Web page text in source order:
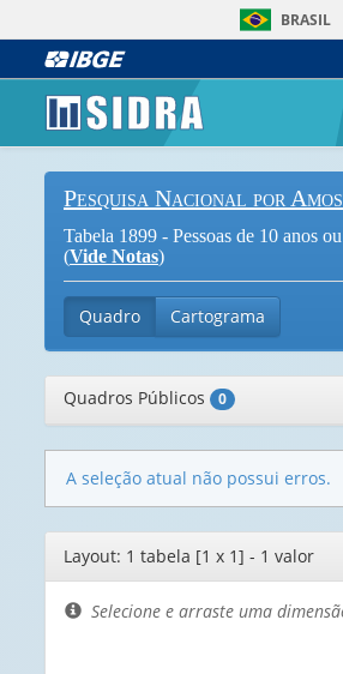
BRASIL
Pesquisa Nacional por
Tabela 1899 - Pessoas de 10 anos
(Vide Notas)
Quadro Cartograma
Quadros Públicos 0
A seleção atual não possui erros.
Editor
de
layout
Layout: 1 tabela [1 x 1] - 1 valor
Selecione e arraste uma